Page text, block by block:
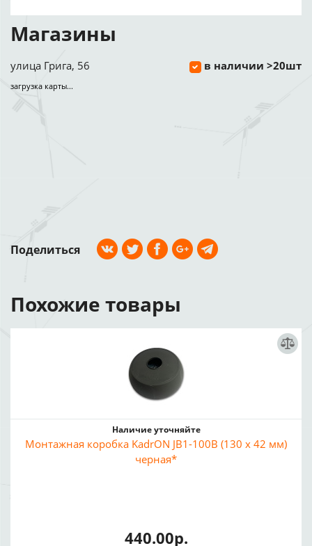
Магазины
улица Грига, 56 в наличии >20шт
загрузка карты...
Поделиться
Похожие товары
Наличие уточняйте
Монтажная коробка KadrON JB1-100B (130 x 42 мм)
черная*
440.00р.